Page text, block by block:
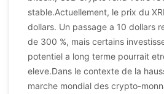
stable.Actuellement, le prix du
dollars. Un passage a 10 dollars
de 300 %, mais certains
potentiel a long terme pourrait
eleve.Dans le contexte de la
marche mondial des crypto-